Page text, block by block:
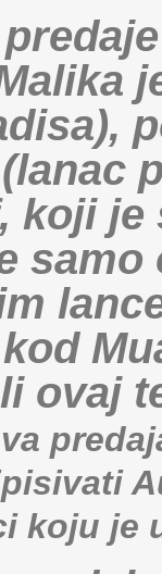
koji je
ovaj
koju je